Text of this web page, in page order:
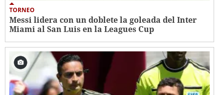
TORNEO
Messi lidera con un doblete la goleada del Inter
Miami al San Luis en la Leagues Cup